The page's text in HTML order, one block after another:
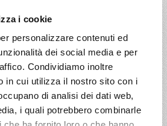
i cookie
personalizzare contenuti ed
dei social media e per
Condividiamo inoltre
in cui utilizza il nostro sito con i
di analisi dei dati web,
i quali potrebbero combinarle
TO